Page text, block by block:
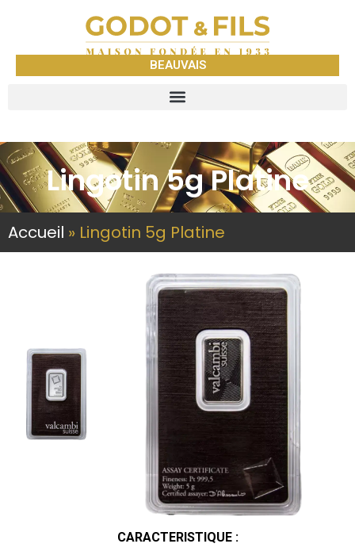
BEAUVAIS
Lingotin 5g Platine
Accueil » Lingotin 5g Platine
CARACTERISTIQUE :